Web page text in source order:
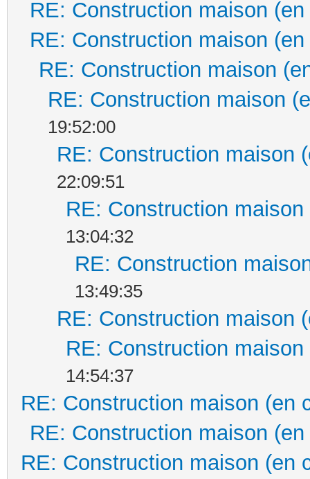
RE: Construction maison
RE: Construction maison
RE: Construction maison
RE: Construction maison
19:52:00
RE: Construction maison
22:09:51
RE: Construction
13:04:32
RE: Construction
13:49:35
RE: Construction maison
RE: Construction
14:54:37
RE: Construction maison (en
RE: Construction maison
RE: Construction maison (en